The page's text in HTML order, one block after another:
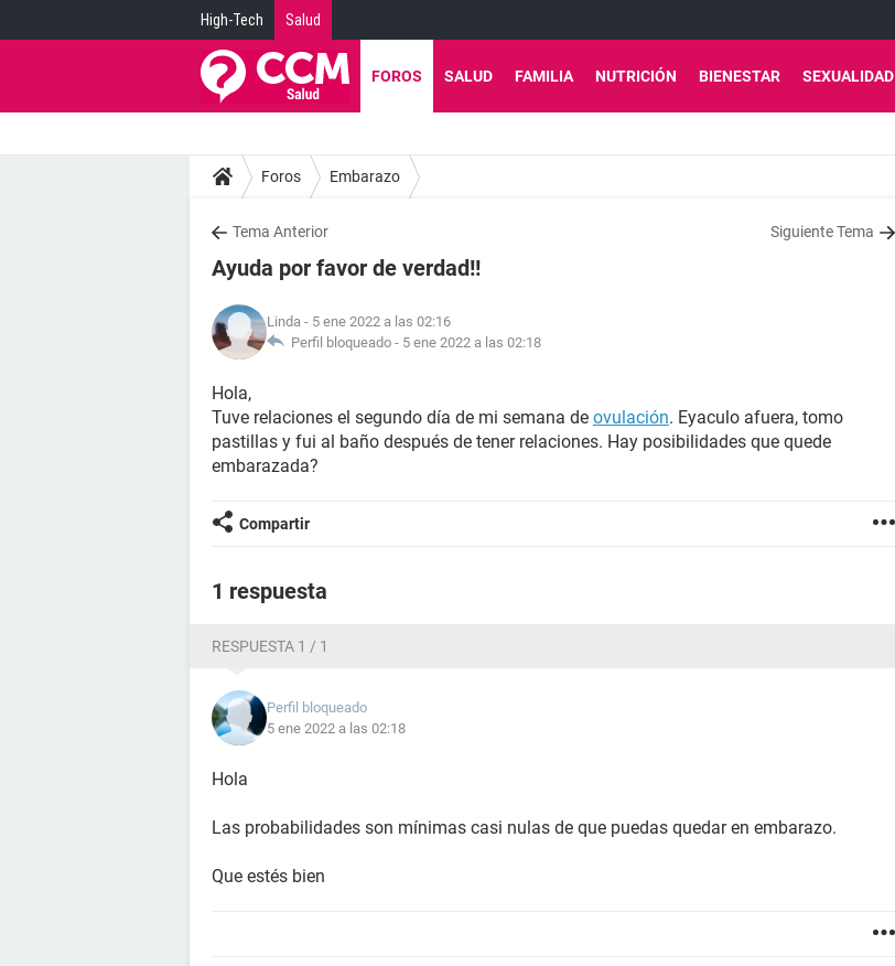
High-Tech Salud
FOROS SALUD FAMILIA NUTRICIÓN BIENESTAR SEXUALIDAD
Foros Embarazo
Tema Anterior Siguiente Tema
Ayuda por favor de verdad!!
Linda - 5 ene 2022 a las 02:16
Perfil bloqueado - 5 ene 2022 a las 02:18
Hola,
Tuve relaciones el segundo día de mi semana de ovulación. Eyaculo afuera, tomo
pastillas y fui al baño después de tener relaciones. Hay posibilidades que quede
embarazada?
Compartir
1 respuesta
RESPUESTA 1 / 1
Perfil bloqueado
5 ene 2022 a las 02:18
Hola
Las probabilidades son mínimas casi nulas de que puedas quedar en embarazo.
Que estés bien